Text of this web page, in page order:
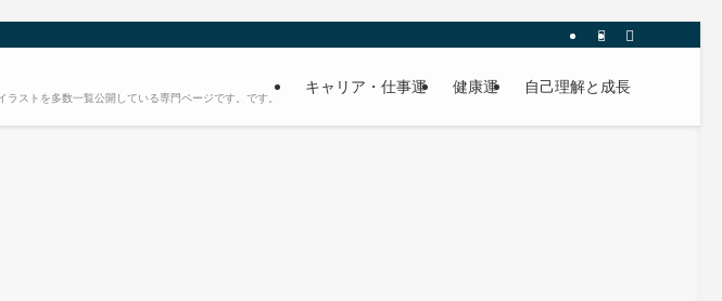
ストを多数一覧公開している専門ページです。です。
キャリア・仕事運 健康運 自己理解と成長